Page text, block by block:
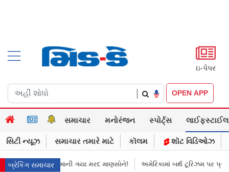
ઇ-પેપર
OPEN APP
સમાચાર મનોરંજન સ્પોર્ટ્સ લાઈફસ્ટાઈલ
સિટી ન્યૂઝ સમાચાર તમારે માટે કૉલમ શૉટ વિડિઓઝ
બ્રેકિંગ સમાચાર
માની ગયા મરદ માણસોને! અમેરિકામાં બર્થ ટૂરિઝમ પર પ્રતિબંધ મૂક્યો ડોનલ્ડ